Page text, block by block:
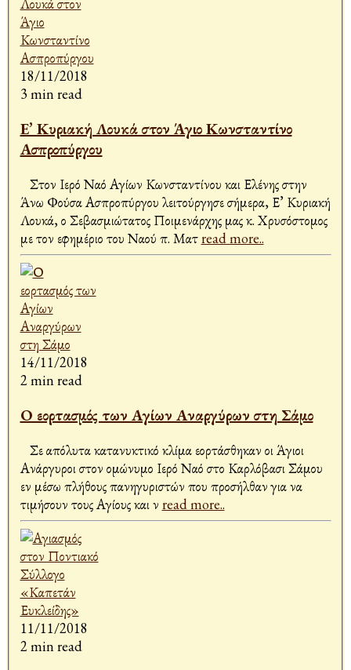
18/11/2018
3 min read
Ε’ Κυριακή Λουκά στον Άγιο Κωνσταντίνο
Ασπροπύργου
Στον Ιερό Ναό Αγίων Κωνσταντίνου και Ελένης στην
Άνω Φούσα Ασπροπύργου λειτούργησε σήμερα, Ε’ Κυριακή
Λουκά, ο Σεβασμιώτατος Ποιμενάρχης μας κ. Χρυσόστομος
με τον εφημέριο του Ναού π. Ματread more..
14/11/2018
2 min read
Ο εορτασμός των Αγίων Αναργύρων στη Σάμο⁩
Σε απόλυτα κατανυκτικό κλίμα εορτάσθηκαν οι Άγιοι
Ανάργυροι στον ομώνυμο Ιερό Ναό στο Καρλόβασι Σάμου
εν μέσω πλήθους πανηγυριστών που προσήλθαν για να
τιμήσουν τους Αγίους και ν read more..
11/11/2018
2 min read